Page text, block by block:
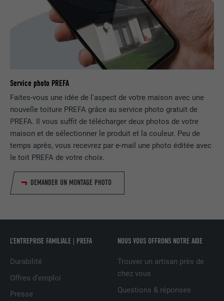
Service photo PREFA
Faites-vous une idée de l'aspect de votre maison avec une
nouvelle toiture PREFA grâce au service photo gratuit de
PREFA. Il vous suffit de télécharger deux photos de votre
maison et de sélectionner le produit et la couleur. Peu de
temps après, vous recevrez par e-mail une photo éditée avec
le toit PREFA de votre choix.
DEMANDER UN MONTAGE PHOTO
L’ENTREPRISE FAMILIALE | PREFA
Durabilité
Offres d’emploi
Presse
NOUS VOUS OFFRONS NOTRE AIDE
Trouver un artisan près de
chez vous
Questions & réponses
Utilisé par le service de réseau social
LinkedIn pour suivre l'utilisation de
services intégrés.
bscookie
FOURNISSEUR
EXPIRATION 2 ans
Utilisé par le service de réseau social
LinkedIn pour suivre l'utilisation de
services intégrés
NOM UserMatchHistory
plusieurs sites Internet afin d'afficher de
la publicité adaptée aux préférences de